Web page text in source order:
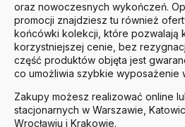
oraz nowoczesnych wykończeń.
promocji znajdziesz tu również
końcówki kolekcji, które pozwalają
korzystniejszej cenie, bez
część produktów objęta jest
co umożliwia szybkie wyposażenie
Zakupy możesz realizować online
stacjonarnych w Warszawie,
Wrocławiu i Krakowie.